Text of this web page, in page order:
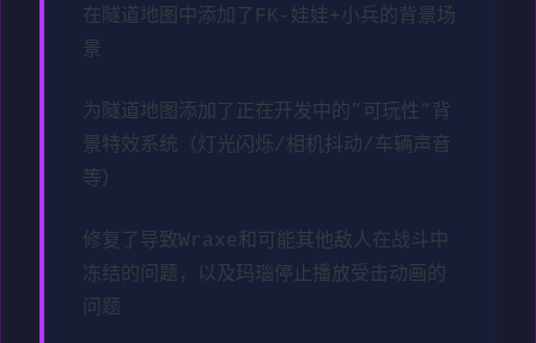
在隧道地图中添加了FK-娃娃+小兵的背景场
景
为隧道地图添加了正在开发中的”可玩性”背
景特效系统（灯光闪烁/相机抖动/车辆声音
等）
修复了导致Wraxe和可能其他敌人在战斗中
冻结的问题，以及玛瑙停止播放受击动画的
问题